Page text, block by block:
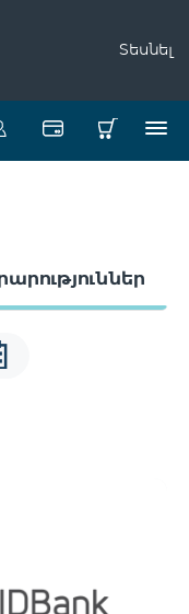
Տեսնել